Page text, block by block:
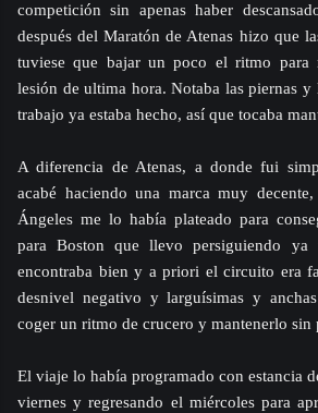
competición sin apenas haber
después del Maratón de Atenas hizo que
tuviese que bajar un poco el ritmo para
lesión de ultima hora. Notaba las piernas y
trabajo ya estaba hecho, así que tocaba
A diferencia de Atenas, a donde fui
acabé haciendo una marca muy
Ángeles me lo había plateado para
para Boston que llevo persiguiendo
encontraba bien y a priori el circuito era
desnivel negativo y larguísimas y
coger un ritmo de crucero y mantenerlo sin
El viaje lo había programado con estancia
viernes y regresando el miércoles para